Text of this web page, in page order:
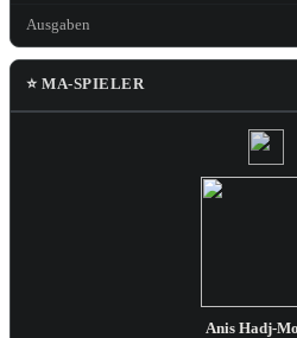
Ausgaben
⭐ MA-SPIELER
Anis Hadj-